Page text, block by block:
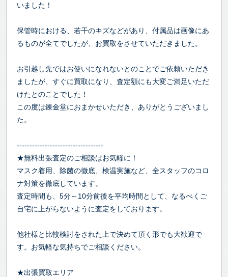
いました！
保管時における、若干のキズなどがあり、付属品は画像にあ
るものが全てでしたが、お買取をさせていただきました。
お引越し先ではお使いになれないとのことでご依頼いただき
ましたが、すぐに買取になり、査定額にも大変ご満足いただ
けたとのことでした！
この度は錬金堂におまかせいただき、ありがとうございまし
た。
----------------------------------
★無料出張査定のご相談はお気軽に！
マスク着用、除菌の徹底、検温実施など、全スタッフのコロ
ナ対策を徹底しています。
査定時間も、5分～10分前後を平均時間として、なるべくご
自宅に上がらないように査定をしております。
他社様と比較検討をされた上で決めて頂く形でも大歓迎で
す。お気軽な気持ちでご相談ください。
★出張買取エリア